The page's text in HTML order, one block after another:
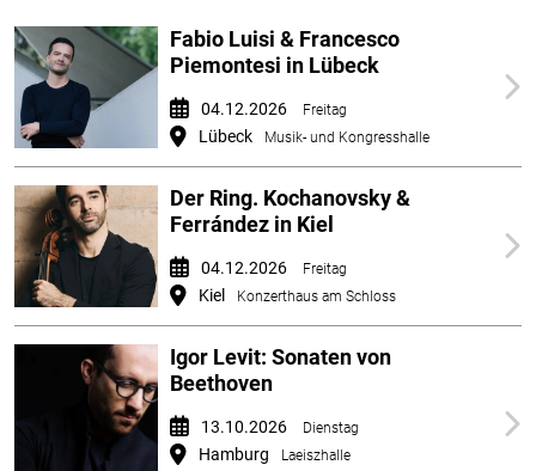
Fabio Luisi & Francesco
Piemontesi in Lübeck
04.12.2026 Freitag
Lübeck Musik- und Kongresshalle
Der Ring. Kochanovsky &
Ferrández in Kiel
04.12.2026 Freitag
Kiel Konzerthaus am Schloss
Igor Levit: Sonaten von
Beethoven
13.10.2026 Dienstag
Hamburg Laeiszhalle